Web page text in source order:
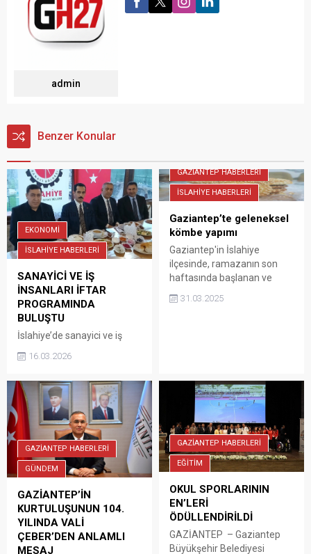
admin
Benzer Konular
EKONOMİ
İSLAHİYE HABERLERİ
SANAYİCİ VE İŞ
İNSANLARI İFTAR
PROGRAMINDA
BULUŞTU
İslahiye’de sanayici ve iş
düzenlenen iftar
bir araya geldi. İftar
programına İslahiye
Kaymakamı Mehmet Soylu,
İslahiye Belediye Başkanı
Kemal Vural, OSB Başkan
Vekili Haydar Yalçınkaya,
İslahiye Ticaret Odası
Yönetim Kurulu Başkanı
Selahattin Türkmen, Meclis
Başkanı Hüseyin Erdoğan,
Yönetim Kurulu Başkan
Yardımcısı Ali Gelebek ile
16.03.2026
GAZİANTEP HABERLERİ
İSLAHİYE HABERLERİ
Gaziantep’te geleneksel
kömbe yapımı
Gaziantep'in İslahiye
ilçesinde, ramazanın son
haftasında başlanan ve
bir asrı aşkın süredir devam
31.03.2025
GAZİANTEP HABERLERİ
GÜNDEM
GAZİANTEP’İN
KURTULUŞUNUN 104.
YILINDA VALİ
ÇEBER’DEN ANLAMLI
MESAJ
GAZİANTEP HABERLERİ
EĞİTİM
OKUL SPORLARININ
EN’LERİ
ÖDÜLLENDİRİLDİ
GAZİANTEP – Gaziantep
Büyükşehir Belediyesi